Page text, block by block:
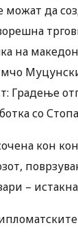
да
на
Градење
со
кон
–